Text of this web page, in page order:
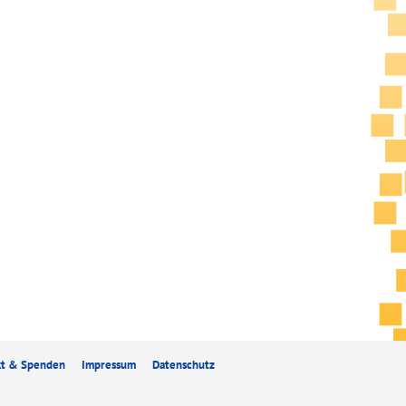
& Spenden Impressum Datenschutz